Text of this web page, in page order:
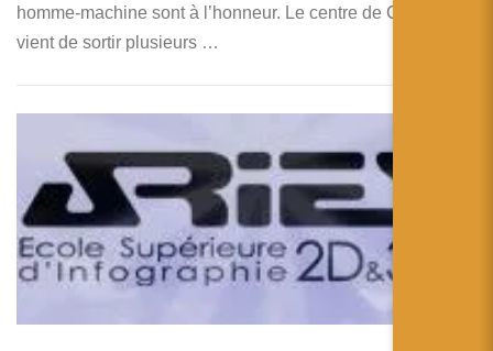
homme-machine sont à l’honneur. Le centre de Cambridge
vient de sortir plusieurs …